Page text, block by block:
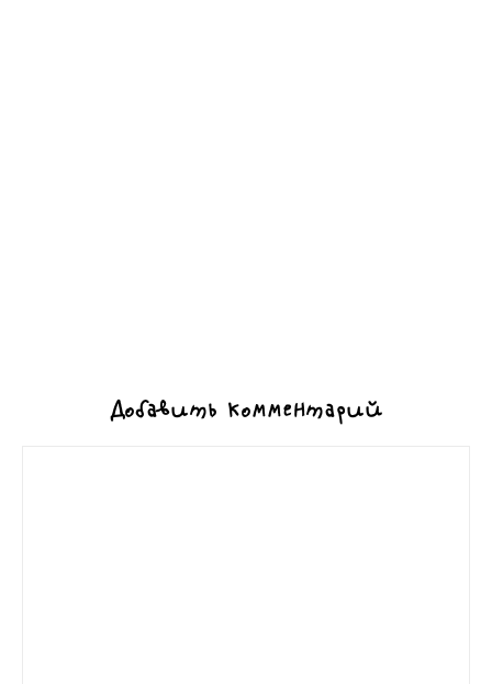
Добавить комментарий